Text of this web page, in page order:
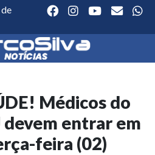
Médicos do
devem entrar em
feira (02)